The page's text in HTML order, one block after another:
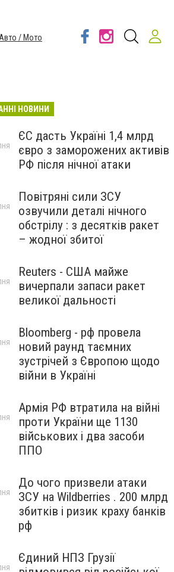
Авто / Мото
НОВИНИ
ЄС дасть Україні 1,4 млрд
євро з заморожених активів
РФ після нічної атаки
Повітряні сили ЗСУ
озвучили деталі нічного
обстрілу : з десятків ракет
– жодної збитої
Reuters - США майже
вичерпали запаси ракет
великої дальності
Bloomberg - рф провела
новий раунд таємних
зустрічей з Європою щодо
війни в Україні
Армія РФ втратила на війні
проти України ще 1130
військових і два засоби
ППО
До чого призвели атаки
ЗСУ на Wildberries . 200 млрд
збитків і ризик краху банків
рф
Єдиний НПЗ Грузії